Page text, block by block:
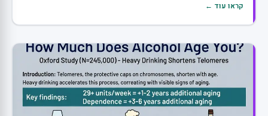
קראו עוד ←